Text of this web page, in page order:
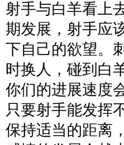
射手与白羊看上
期发展，射手应
下自己的欲望。
时换人，碰到白
你们的进展速度
只要射手能发挥
保持适当的距离